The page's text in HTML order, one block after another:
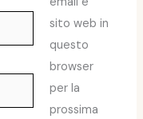
sito web in
questo
browser
per la
prossima